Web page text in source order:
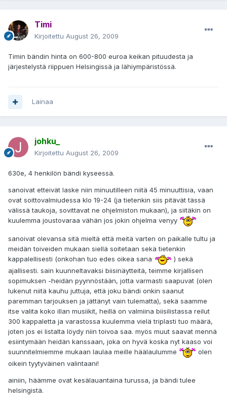
Timi
Kirjoitettu August 26, 2009
Timin bändin hinta on 600-800 euroa keikan pituudesta ja
järjestelystä riippuen Helsingissä ja lähiympäristössä.
Lainaa
johku_
Kirjoitettu August 26, 2009
630e, 4 henkilön bändi kyseessä.
sanoivat etteivät laske niin minuutilleen niitä 45 minuuttisia, vaan
ovat soittovalmiudessa klo 19-24 (ja tietenkin siis pitävät tässä
välissä taukoja, sovittavat ne ohjelmiston mukaan), ja siitäkin on
kuulemma joustovaraa vähän jos jokin ohjelma venyy
sanoivat olevansa sitä mieltä että meitä varten on paikalle tultu ja
meidän toiveiden mukaan siellä soitetaan sekä tietenkin
kappalellisesti (onkohan tuo edes oikea sana
) sekä
ajallisesti. sain kuunneltavaksi biisinäytteitä, teimme kirjallisen
sopimuksen -heidän pyynnöstään, jotta varmasti saapuvat (olen
lukenut niitä kauhu juttuja, että joku bändi onkin saanut
paremman tarjouksen ja jättänyt vain tulematta), sekä saamme
itse valita koko illan musiikit, heillä on valmiina biisilistassa reilut
300 kappaletta ja varastossa kuulemma vielä triplasti tuo määrä,
joten jos ei listalta löydy niin toivoa saa. myös muut saavat mennä
esiintymään heidän kanssaan, joka on hyvä koska nyt kaaso voi
suunnitelmiemme mukaan laulaa meille häälaulumme
olen
oikein tyytyväinen valintaani!
ainiin, häämme ovat kesälauantaina turussa, ja bändi tulee
helsingistä.